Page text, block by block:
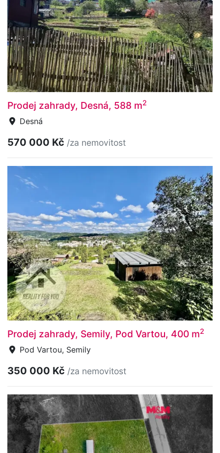
Prodej zahrady, Desná, 588 m2
Desná
570 000 Kč /za nemovitost
Prodej zahrady, Semily, Pod Vartou, 400 m2
Pod Vartou, Semily
350 000 Kč /za nemovitost